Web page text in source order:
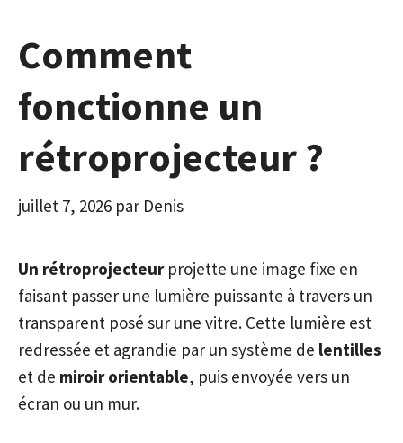
Comment
fonctionne un
rétroprojecteur ?
juillet 7, 2026 par Denis
Un rétroprojecteurprojette une image fixe en
faisant passer une lumière puissante à travers un
transparent posé sur une vitre. Cette lumière est
redressée et agrandie par un système de lentilles
et de miroir orientable, puis envoyée vers un
écran ou un mur.